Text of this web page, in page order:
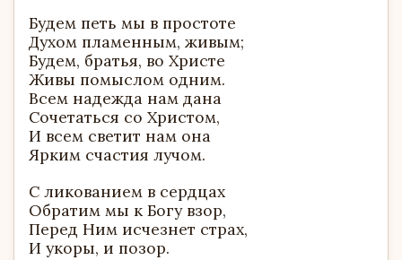
Будем петь мы в простоте
Духом пламенным, живым;
Будем, братья, во Христе
Живы помыслом одним.
Всем надежда нам дана
Сочетаться со Христом,
И всем светит нам она
Ярким счастия лучом.
С ликованием в сердцах
Обратим мы к Богу взор,
Перед Ним исчезнет страх,
И укоры, и позор.